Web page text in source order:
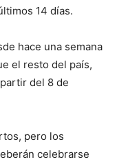
14 días.
hace una semana
el resto del país,
del 8 de
pero los
celebrarse